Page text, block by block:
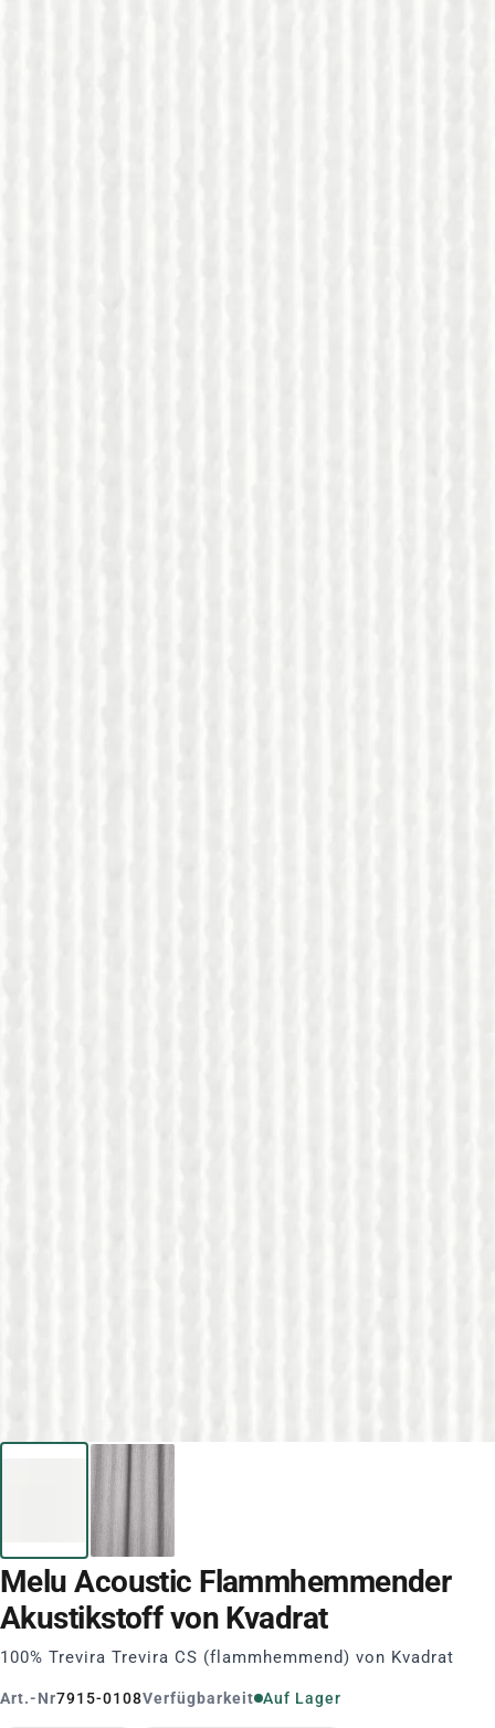
Melu Acoustic Flammhemmender
Akustikstoff von Kvadrat
100% Trevira Trevira CS (flammhemmend) von Kvadrat
Art.-Nr7915-0108Verfügbarkeit Auf Lager